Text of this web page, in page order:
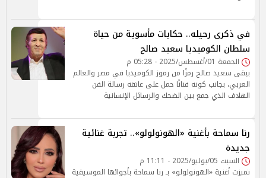
في ذكرى رحيله.. حكايات مأسوية من حياة
سلطان الكوميديا سعيد صالح
الجمعة 01/أغسطس/2025 - 05:28 م
يبقى سعيد صالح رمزًا من رموز الكوميديا في مصر والعالم
العربي، بجانب كونه فنانًا حمل على عاتقه رسالة الفن
الهادف الذي جمع بين الضحك والرسائل الإنسانية
رنا سماحة بأغنية «الهونولولو».. تجربة غنائية
جديدة
السبت 05/يوليو/2025 - 11:11 م
تميزت أغنية «الهونولولو» بـ رنا سماحة بأجوائها الموسيقية